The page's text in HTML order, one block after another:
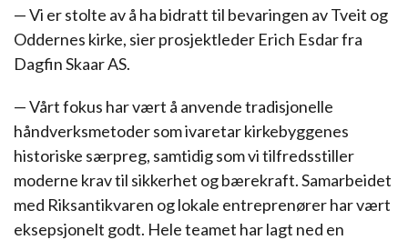
— Vi er stolte av å ha bidratt til bevaringen av Tveit og
Oddernes kirke, sier prosjektleder Erich Esdar fra
Dagfin Skaar AS.
— Vårt fokus har vært å anvende tradisjonelle
håndverksmetoder som ivaretar kirkebyggenes
historiske særpreg, samtidig som vi tilfredsstiller
moderne krav til sikkerhet og bærekraft. Samarbeidet
med Riksantikvaren og lokale entreprenører har vært
eksepsjonelt godt. Hele teamet har lagt ned en